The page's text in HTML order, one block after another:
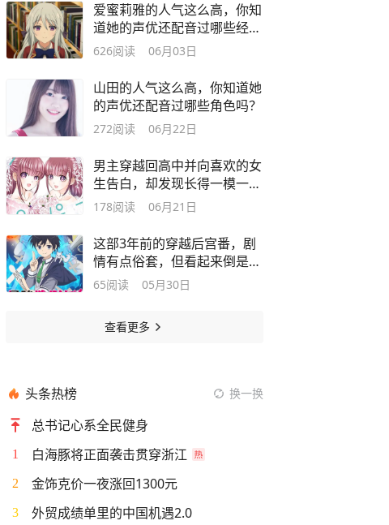
爱蜜莉雅的人气这么高，你知
道她的声优还配音过哪些经典
角色吗？
626阅读 06月03日
山田的人气这么高，你知道她
的声优还配音过哪些角色吗？
272阅读 06月22日
男主穿越回高中并向喜欢的女
生告白，却发现长得一模一样
的有两人
178阅读 06月21日
这部3年前的穿越后宫番，剧
情有点俗套，但看起来倒是挺
爽的
65阅读 05月30日
查看更多
头条热榜 换一换
总书记心系全民健身
1 白海豚将正面袭击贯穿浙江
2 金饰克价一夜涨回1300元
3 外贸成绩单里的中国机遇2.0